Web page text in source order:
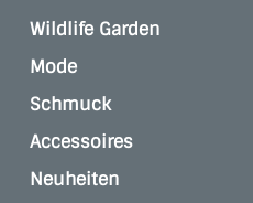
Wildlife Garden
Mode
Schmuck
Accessoires
Neuheiten